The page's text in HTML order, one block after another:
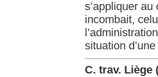
s’appliquer
incombait,
situation
C. trav. Liège